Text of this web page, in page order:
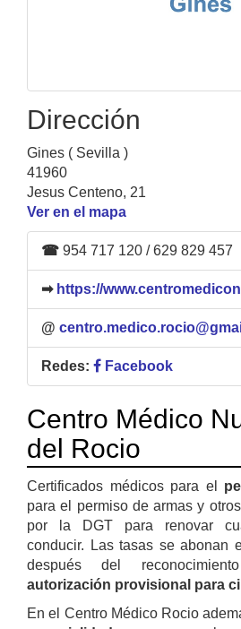
Dirección
Gines ( Sevilla )
41960
Jesus Centeno, 21
Ver en el mapa
☎ 954 717 120 / 629 829 457
➡ https://
@
Redes: Facebook
Centro Médico
del Rocio
Certificados médicos para el
para el permiso de armas y
por la DGT para renovar
conducir. Las tasas se abonan
después del
autorización provisional para
En el Centro Médico Rocio